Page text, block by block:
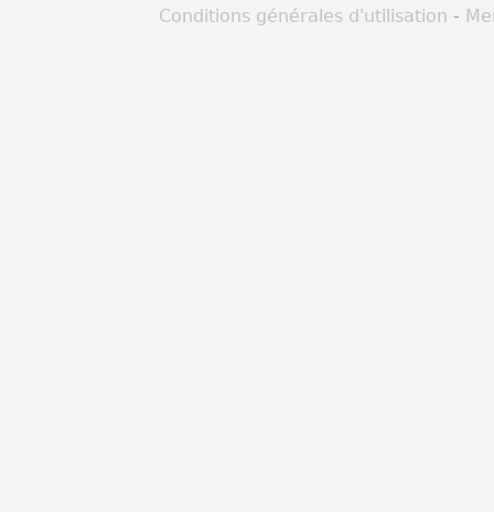
Conditions générales d'utilisation -